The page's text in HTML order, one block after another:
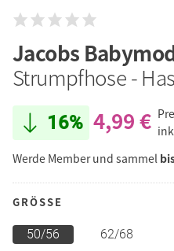
Jacobs
Strumpfhose -
16% 4,99 €
Werde Member und sammel
GRÖSSE
50/56 62/68